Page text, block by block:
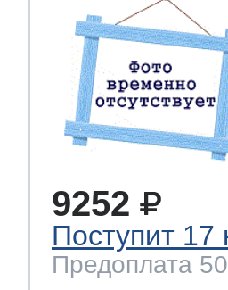
9252
Поступит 17
Предоплата